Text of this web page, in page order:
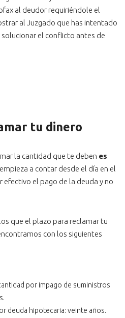
al deudor requiriéndole el
al Juzgado que has intentado
el conflicto antes de
tu dinero
la cantidad que te deben es
a contar desde el día en el
efectivo el pago de la deuda y no
que el plazo para reclamar tu
con los siguientes
por impago de suministros
tres años.
deuda hipotecaria: veinte años.